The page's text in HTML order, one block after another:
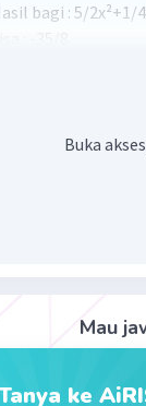
bagi : 5/2x²+1/
Buka
Mau
ke